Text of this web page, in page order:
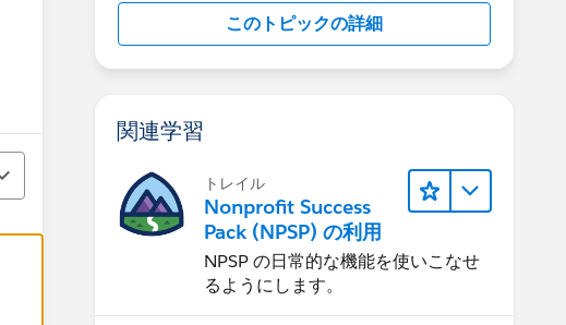
このトピックの詳細
関連学習
トレイル
Nonprofit Success
Pack (NPSP) の利用
NPSP の日常的な機能を使いこなせ
るようにします。